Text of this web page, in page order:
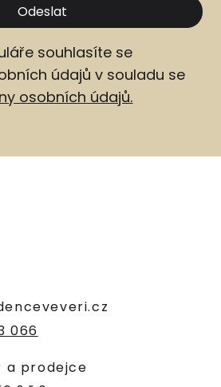
Odeslat
souhlasíte se
údajů v souladu se
osobních údajů.
066
a prodejce